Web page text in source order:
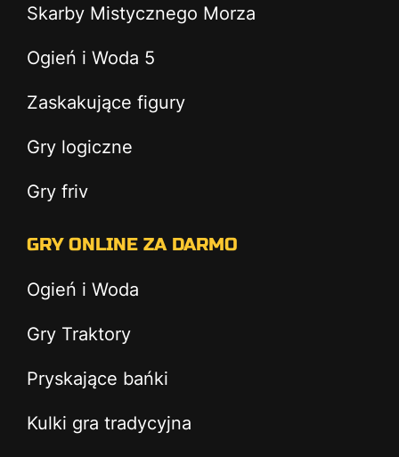
Skarby Mistycznego Morza
Ogień i Woda 5
Zaskakujące figury
Gry logiczne
Gry friv
GRY ONLINE ZA DARMO
Ogień i Woda
Gry Traktory
Pryskające bańki
Kulki gra tradycyjna